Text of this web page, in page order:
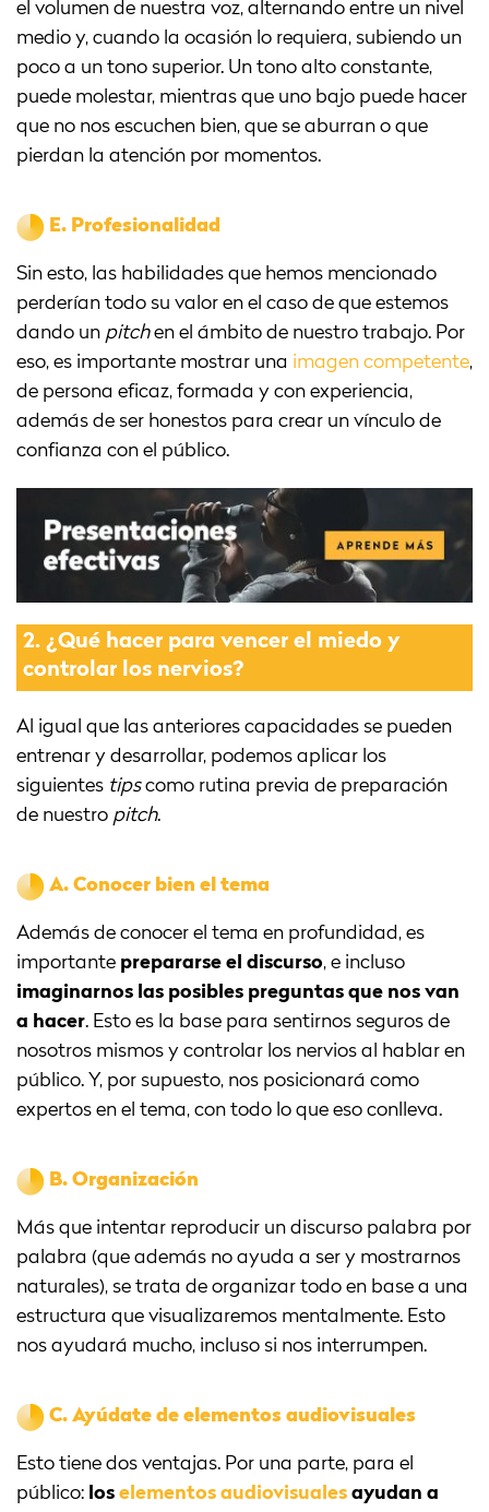
el volumen de nuestra voz, alternando entre un nivel
medio y, cuando la ocasión lo requiera, subiendo un
poco a un tono superior. Un tono alto constante,
puede molestar, mientras que uno bajo puede hacer
que no nos escuchen bien, que se aburran o que
pierdan la atención por momentos.
E. Profesionalidad
Sin esto, las habilidades que hemos mencionado
perderían todo su valor en el caso de que estemos
dando un pitchen el ámbito de nuestro trabajo. Por
eso, es importante mostrar una imagen competente,
de persona eficaz, formada y con experiencia,
además de ser honestos para crear un vínculo de
confianza con el público.
2. ¿Qué hacer para vencer el miedo y
controlar los nervios?
Al igual que las anteriores capacidades se pueden
entrenar y desarrollar, podemos aplicar los
siguientes tipscomo rutina previa de preparación
de nuestro pitch.
A. Conocer bien el tema
Además de conocer el tema en profundidad, es
importante prepararse el discurso, e incluso
imaginarnos las posibles preguntas que nos van
a hacer. Esto es la base para sentirnos seguros de
nosotros mismos y controlar los nervios al hablar en
público. Y, por supuesto, nos posicionará como
expertos en el tema, con todo lo que eso conlleva.
B. Organización
Más que intentar reproducir un discurso palabra por
palabra (que además no ayuda a ser y mostrarnos
naturales), se trata de organizar todo en base a una
estructura que visualizaremos mentalmente. Esto
nos ayudará mucho, incluso si nos interrumpen.
C. Ayúdate de elementos audiovisuales
Esto tiene dos ventajas. Por una parte, para el
público: los elementos audiovisuales ayudan a